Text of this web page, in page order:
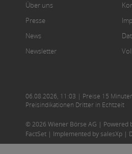
Über uns
Presse
News
Newsletter
06.08.2026, 11:03 | Preise 15
Preisindikationen Dritter in Echtzeit
© 2026 Wiener Börse AG | Powered
FactSet | Implemented by salesXp |